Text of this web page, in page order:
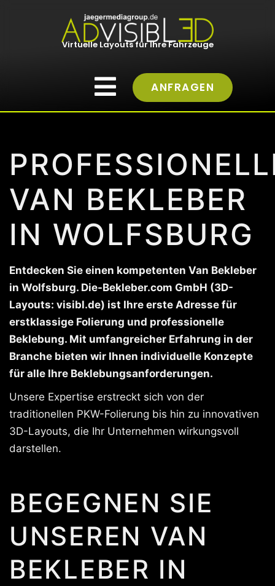
Virtuelle Layouts für Ihre Fahrzeuge
ANFRAGEN
VAN BEKLEBER
IN WOLFSBURG
Entdecken Sie einen kompetenten Van Bekleber
in Wolfsburg. Die-Bekleber.com GmbH (3D-
Layouts: visibl.de) ist Ihre erste Adresse für
erstklassige Folierung und professionelle
Beklebung. Mit umfangreicher Erfahrung in der
Branche bieten wir Ihnen individuelle Konzepte
für alle Ihre Beklebungsanforderungen.
Unsere Expertise erstreckt sich von der
traditionellen PKW-Folierung bis hin zu innovativen
3D-Layouts, die Ihr Unternehmen wirkungsvoll
darstellen.
BEGEGNEN SIE
UNSEREN VAN
BEKLEBER IN